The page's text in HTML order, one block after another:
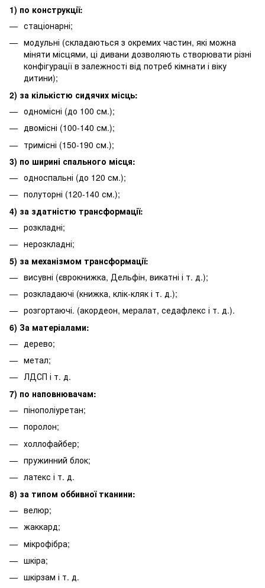
1) по конструкції:
стаціонарні;
модульні (складаються з окремих частин, які можна
міняти місцями, ці дивани дозволяють створювати різні
конфігурації в залежності від потреб кімнати і віку
дитини);
2) за кількістю сидячих місць:
одномісні (до 100 см.);
двомісні (100-140 см.);
тримісні (150-190 см.);
3) по ширині спального місця:
односпальні (до 120 см.);
полуторні (120-140 см.);
4) за здатністю трансформації:
розкладні;
нерозкладні;
5) за механізмом трансформації:
висувні (єврокнижка, Дельфін, викатні і т. д.);
розкладаючі (книжка, клік-кляк і т. д.);
розгортаючі. (акордеон, мералат, седафлекс і т. д.).
6) За матеріалами:
дерево;
метал;
ЛДСП і т. д.
7) по наповнювачам:
пінополіуретан;
поролон;
холлофайбер;
пружинний блок;
латекс і т. д.
8) за типом оббивної тканини:
велюр;
жаккард;
мікрофібра;
шкіра;
шкірзам і т. д.